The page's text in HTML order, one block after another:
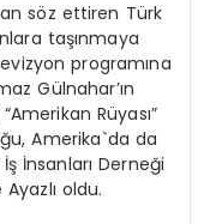
söz ettiren Türk
taşınmaya
programına
Gülnahar’ın
Rüyası”
Amerika`da da
İnsanları Derneği
oldu.